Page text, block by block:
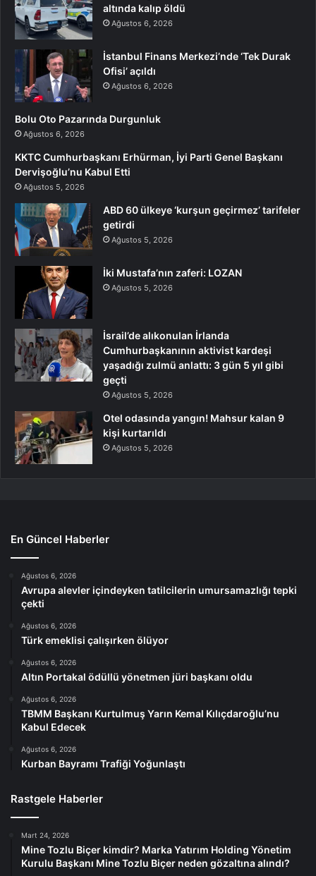
altında kalıp öldü
Ağustos 6, 2026
İstanbul Finans Merkezi’nde ‘Tek Durak
Ofisi’ açıldı
Ağustos 6, 2026
Bolu Oto Pazarında Durgunluk
Ağustos 6, 2026
KKTC Cumhurbaşkanı Erhürman, İyi Parti Genel Başkanı
Dervişoğlu’nu Kabul Etti
Ağustos 5, 2026
ABD 60 ülkeye ‘kurşun geçirmez’ tarifeler
getirdi
Ağustos 5, 2026
İki Mustafa’nın zaferi: LOZAN
Ağustos 5, 2026
İsrail’de alıkonulan İrlanda
Cumhurbaşkanının aktivist kardeşi
yaşadığı zulmü anlattı: 3 gün 5 yıl gibi
geçti
Ağustos 5, 2026
Otel odasında yangın! Mahsur kalan 9
kişi kurtarıldı
Ağustos 5, 2026
En Güncel Haberler
Ağustos 6, 2026
Avrupa alevler içindeyken tatilcilerin umursamazlığı tepki
çekti
Ağustos 6, 2026
Türk emeklisi çalışırken ölüyor
Ağustos 6, 2026
Altın Portakal ödüllü yönetmen jüri başkanı oldu
Ağustos 6, 2026
TBMM Başkanı Kurtulmuş Yarın Kemal Kılıçdaroğlu’nu
Kabul Edecek
Ağustos 6, 2026
Kurban Bayramı Trafiği Yoğunlaştı
Rastgele Haberler
Mart 24, 2026
Mine Tozlu Biçer kimdir? Marka Yatırım Holding Yönetim
Kurulu Başkanı Mine Tozlu Biçer neden gözaltına alındı?